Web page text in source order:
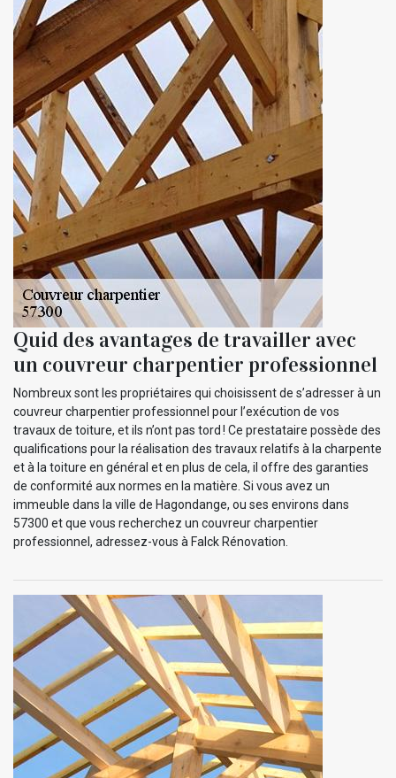
Quid des avantages de travailler avec
un couvreur charpentier professionnel
Nombreux sont les propriétaires qui choisissent de s’adresser à un
couvreur charpentier professionnel pour l’exécution de vos
travaux de toiture, et ils n’ont pas tord ! Ce prestataire possède des
qualifications pour la réalisation des travaux relatifs à la charpente
et à la toiture en général et en plus de cela, il offre des garanties
de conformité aux normes en la matière. Si vous avez un
immeuble dans la ville de Hagondange, ou ses environs dans
57300 et que vous recherchez un couvreur charpentier
professionnel, adressez-vous à Falck Rénovation.